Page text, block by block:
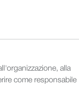
alla
come responsabile